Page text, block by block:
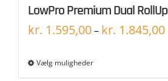
LowPro Premium Dual RollUp
kr. 1.595,00– kr. 1.845,00
Vælg muligheder